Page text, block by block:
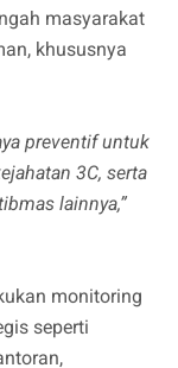
masyarakat
khususnya
preventif untuk
3C, serta
lainnya,”
monitoring
seperti